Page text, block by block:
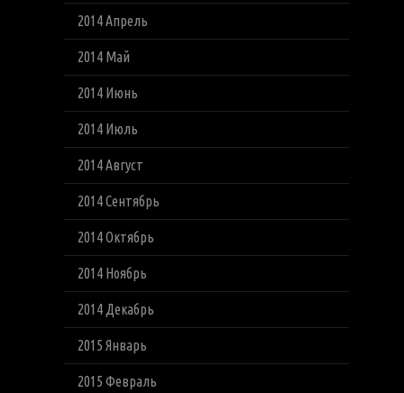
2014 Апрель
2014 Май
2014 Июнь
2014 Июль
2014 Август
2014 Сентябрь
2014 Октябрь
2014 Ноябрь
2014 Декабрь
2015 Январь
2015 Февраль